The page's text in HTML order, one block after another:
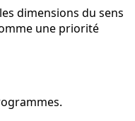
dimensions du sens
une priorité